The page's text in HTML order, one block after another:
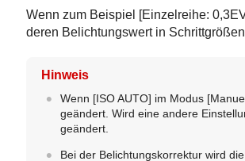
Wenn zum Beispiel [Einzelreihe:
deren Belichtungswert in
Hinweis
Wenn [ISO AUTO] im Modus
geändert. Wird eine andere
geändert.
Bei der Belichtungskorrektur wird